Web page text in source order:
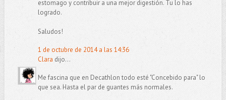
estomago y contribuir a una mejor digestión. Tu lo has
logrado.
Saludos!
1 de octubre de 2014 a las 14:36
Clara dijo...
Me fascina que en Decathlon todo esté "Concebido para" lo
que sea. Hasta el par de guantes más normales.